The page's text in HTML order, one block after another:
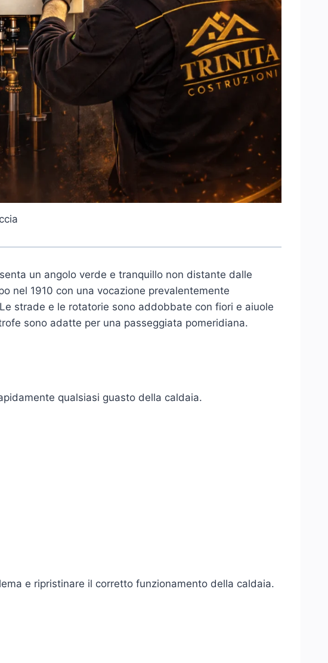
un angolo verde e tranquillo non distante dalle
nel 1910 con una vocazione prevalentemente
strade e le rotatorie sono addobbate con fiori e aiuole
sono adatte per una passeggiata pomeridiana.
qualsiasi guasto della caldaia.
e ripristinare il corretto funzionamento della caldaia.